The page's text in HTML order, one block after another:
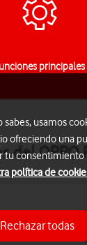
principales
del OPPO
utilizas apps
sabes, usamos
ofreciendo una
tu consentimiento
política de
Rechazar todas